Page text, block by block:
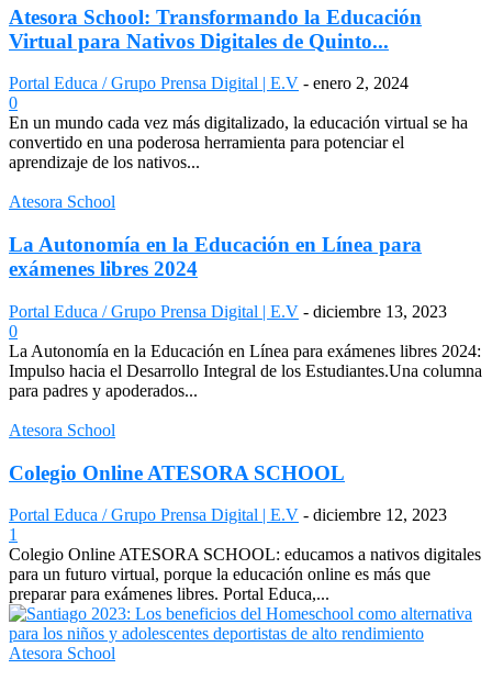
Atesora School: Transformando la Educación
Virtual para Nativos Digitales de Quinto...
Portal Educa / Grupo Prensa Digital | E.V - enero 2, 2024
0
En un mundo cada vez más digitalizado, la educación virtual se ha
convertido en una poderosa herramienta para potenciar el
aprendizaje de los nativos...
Atesora School
La Autonomía en la Educación en Línea para
exámenes libres 2024
Portal Educa / Grupo Prensa Digital | E.V - diciembre 13, 2023
0
La Autonomía en la Educación en Línea para exámenes libres 2024:
Impulso hacia el Desarrollo Integral de los Estudiantes.Una columna
para padres y apoderados...
Atesora School
Colegio Online ATESORA SCHOOL
Portal Educa / Grupo Prensa Digital | E.V - diciembre 12, 2023
1
Colegio Online ATESORA SCHOOL: educamos a nativos digitales
para un futuro virtual, porque la educación online es más que
preparar para exámenes libres. Portal Educa,...
Atesora School